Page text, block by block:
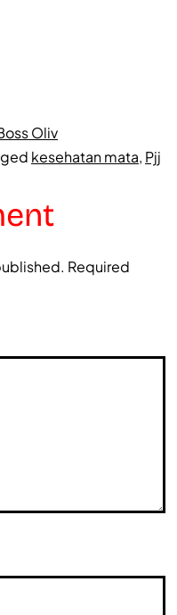
Oliv
kesehatan mata, Pjj
Required